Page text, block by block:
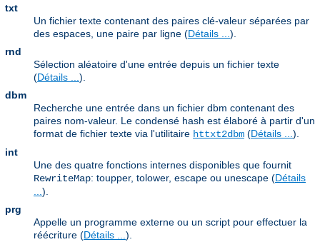
txt
Un fichier texte contenant des paires clé-valeur séparées par
des espaces, une paire par ligne (Détails ... ).
rnd
Sélection aléatoire d'une entrée depuis un fichier texte
(Détails ... ).
dbm
Recherche une entrée dans un fichier dbm contenant des
paires nom-valeur. Le condensé hash est élaboré à partir d'un
format de fichier texte via l'utilitaire httxt2dbm (Détails ... ).
int
Une des quatre fonctions internes disponibles que fournit
RewriteMap: toupper, tolower, escape ou unescape (Détails
).
prg
Appelle un programme externe ou un script pour effectuer la
réécriture (Détails ... ).